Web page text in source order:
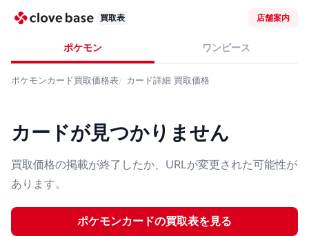
買取表 店舗案内
ポケモン ワンピース
ポケモンカード買取価格表 カード詳細 買取価格
カードが見つかりません
買取価格の掲載が終了したか、URLが変更された可能性が
あります。
ポケモンカードの買取表を見る